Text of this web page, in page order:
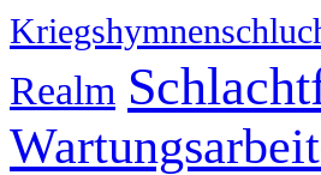
Realm